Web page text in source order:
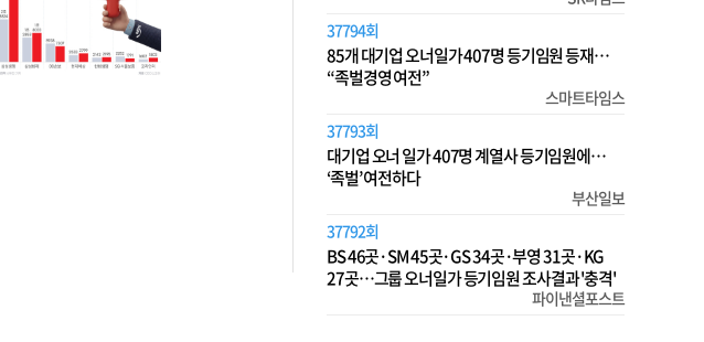
37794회
85개 대기업 오너일가 407명 등기임원 등재…
“족벌경영 여전”
스마트타임스
37793회
대기업 오너 일가 407명 계열사 등기임원에…
‘족벌’ 여전하다
부산일보
37792회
BS 46곳·SM 45곳·GS 34곳·부영 31곳·KG
27곳…그룹 오너일가 등기임원 조사결과 '충격'
파이낸셜포스트